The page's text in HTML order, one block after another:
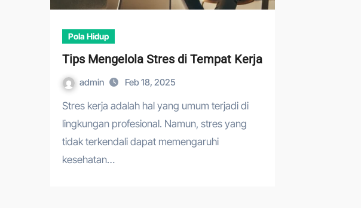
Pola Hidup
Tips Mengelola Stres di Tempat Kerja
admin Feb 18, 2025
Stres kerja adalah hal yang umum terjadi di
lingkungan profesional. Namun, stres yang
tidak terkendali dapat memengaruhi
kesehatan…